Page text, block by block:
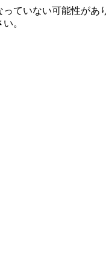
っていない可能性があ
。